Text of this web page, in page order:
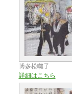
博多松囃子
詳細はこちら